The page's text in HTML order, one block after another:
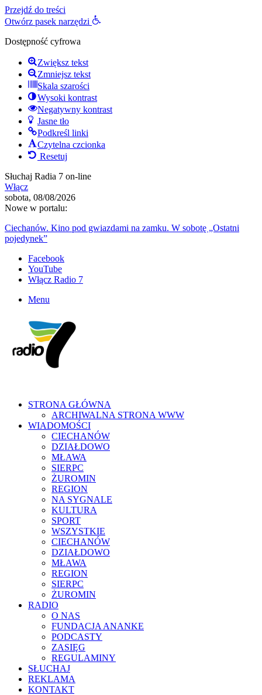
Przejdź do treści
Otwórz pasek narzędzi
Dostępność cyfrowa
Zwiększ tekst
Zmniejsz tekst
Skala szarości
Wysoki kontrast
Negatywny kontrast
Jasne tło
Podkreśl linki
Czytelna czcionka
Resetuj
Słuchaj Radia 7 on-line
Włącz
sobota, 08/08/2026
Nowe w portalu:
Ciechanów. Kino pod gwiazdami na zamku. W sobotę „Ostatni
pojedynek”
Facebook
YouTube
Włącz Radio 7
Menu
STRONA GŁÓWNA
ARCHIWALNA STRONA WWW
WIADOMOŚCI
CIECHANÓW
DZIAŁDOWO
MŁAWA
SIERPC
ŻUROMIN
REGION
NA SYGNALE
KULTURA
SPORT
WSZYSTKIE
CIECHANÓW
DZIAŁDOWO
MŁAWA
REGION
SIERPC
ŻUROMIN
RADIO
O NAS
FUNDACJA ANANKE
PODCASTY
ZASIĘG
REGULAMINY
SŁUCHAJ
REKLAMA
KONTAKT